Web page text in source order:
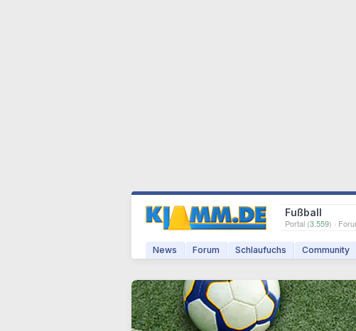
Fußball
Portal (3.559) ·
News Forum Schlaufuchs Community